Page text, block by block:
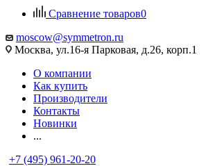
Сравнение товаров0
moscow@symmetron.ru
Москва, ул.16-я Парковая, д.26, корп.1
О компании
Как купить
Производители
Контакты
Новинки
...
+7 (495) 961-20-20